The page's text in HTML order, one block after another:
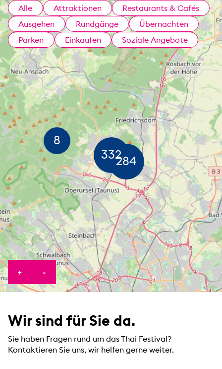
Alle Attraktionen
Restaurants & Cafés
Ausgehen
Rundgänge
Übernachten
Parken
Einkaufen Soziale Angebote
+KARTE HEREINZOOMEN
-KARTE HERAUSZOOMEN
Wir sind für Sie da.
Sie haben Fragen rund um das Thai Festival?
Kontaktieren Sie uns, wir helfen gerne weiter.